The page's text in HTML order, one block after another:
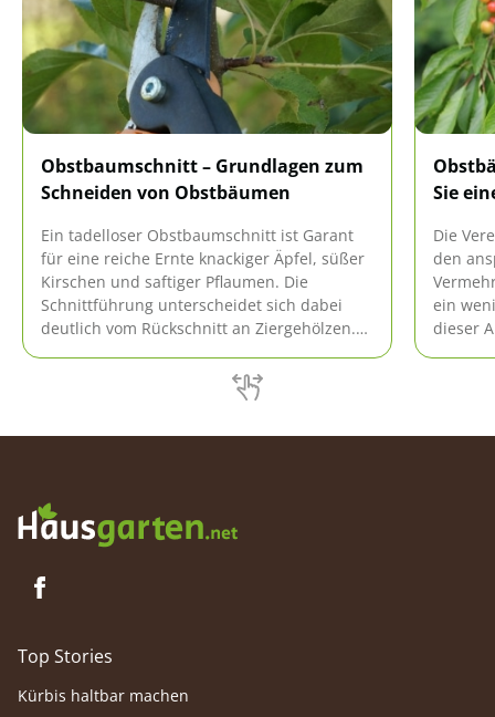
Obstbaumschnitt – Grundlagen zum
Schneiden von Obstbäumen
Ein tadelloser Obstbaumschnitt ist Garant
für eine reiche Ernte knackiger Äpfel, süßer
Kirschen und saftiger Pflaumen. Die
Schnittführung unterscheidet sich dabei
deutlich vom Rückschnitt an Ziergehölzen.
Grundlagen zum Schneiden von
Obstbäumen in jeder Ertragsphase. So geht
Sie
Die
den
ein
dieser
Top Stories
Kürbis haltbar machen